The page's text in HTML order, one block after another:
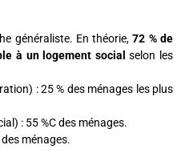
généraliste. En théorie,72 % de
à un logement socialselon les
: 25 % des ménages les plus
: 55 %C des ménages.
ménages.